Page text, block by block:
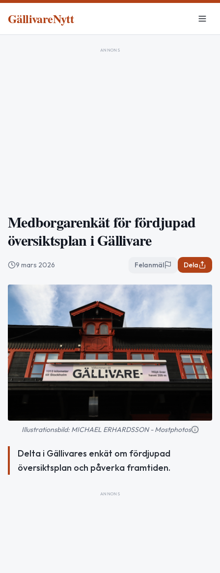
GällivareNytt
ANNONS
Medborgarenkät för fördjupad
översiktsplan i Gällivare
9 mars 2026 Felanmäl Dela
Illustrationsbild: MICHAEL ERHARDSSON - Mostphotos
Delta i Gällivares enkät om fördjupad
översiktsplan och påverka framtiden.
ANNONS